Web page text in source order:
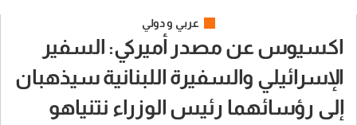
عربي و دولي
اكسيوس عن مصدر أميركي: السفير
الإسرائيلي والسفيرة اللبنانية سيذهبان
إلى رؤسائهما رئيس الوزراء نتنياهو